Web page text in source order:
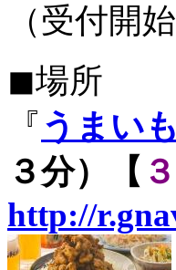
（受付開
◼︎場所
『 うまい
３分）【
http://